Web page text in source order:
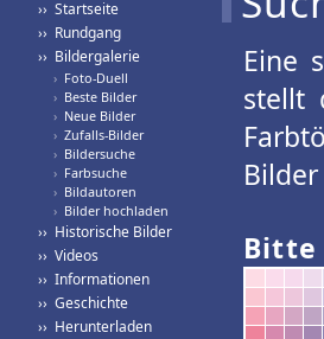
›› Startseite
›› Rundgang
›› Bildergalerie
› Foto-Duell
› Beste Bilder
› Neue Bilder
› Zufalls-Bilder
› Bildersuche
› Farbsuche
› Bildautoren
› Bilder hochladen
›› Historische Bilder
›› Videos
›› Informationen
›› Geschichte
›› Herunterladen
Eine
stellt
Bitte